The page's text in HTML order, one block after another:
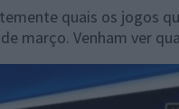
quais os jogos
março. Venham ver